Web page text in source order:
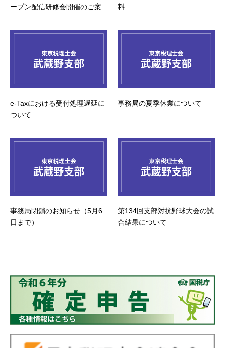
ープン配信研修会開催のご案...
料
e-Taxにおける受付処理遅延に
ついて
事務局の夏季休業について
事務局閉鎖のお知らせ（5月6
日まで）
第134回支部対抗野球大会の試
合結果について